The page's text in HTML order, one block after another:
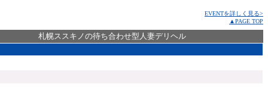
EVENTを詳しく見る>
▲PAGE TOP
札幌ススキノの待ち合わせ型人妻デリヘル